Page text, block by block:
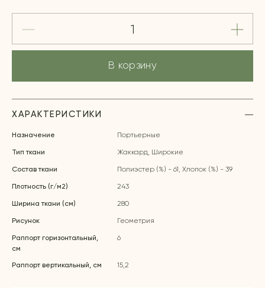
В корзину
ХАРАКТЕРИСТИКИ
Назначение Портьерные
Тип ткани Жаккард, Широкие
Состав ткани Полиэстер (%) - 61, Хлопок (%) - 39
Плотность (г/м2) 243
Ширина ткани (см) 280
Рисунок Геометрия
Раппорт горизонтальный,
см
6
Раппорт вертикальный, см 15,2